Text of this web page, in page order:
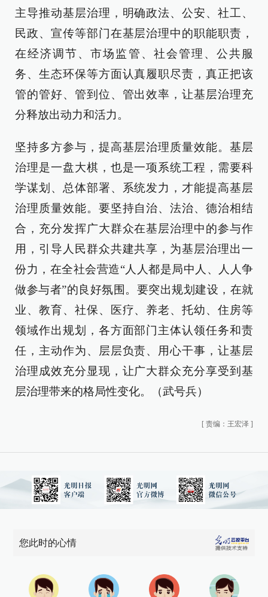
主导推动基层治理，明确政法、公安、社工、
民政、宣传等部门在基层治理中的职能职责，
在经济调节、市场监管、社会管理、公共服
务、生态环保等方面认真履职尽责，真正把该
管的管好、管到位、管出效率，让基层治理充
分释放出动力和活力。
坚持多方参与，提高基层治理质量效能。基层
治理是一盘大棋，也是一项系统工程，需要科
学谋划、总体部署、系统发力，才能提高基层
治理质量效能。要坚持自治、法治、德治相结
合，充分发挥广大群众在基层治理中的参与作
用，引导人民群众共建共享，为基层治理出一
份力，在全社会营造“人人都是局中人、人人争
做参与者”的良好氛围。要突出规划建设，在就
业、教育、社保、医疗、养老、托幼、住房等
领域作出规划，各方面部门主体认领任务和责
任，主动作为、层层负责、用心干事，让基层
治理成效充分显现，让广大群众充分享受到基
层治理带来的格局性变化。（武号兵）
[ 责编：王宏泽 ]
您此时的心情